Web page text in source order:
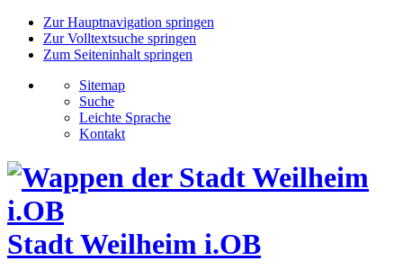
Zur Hauptnavigation springen
Zur Volltextsuche springen
Zum Seiteninhalt springen
Sitemap
Suche
Leichte Sprache
Kontakt
Stadt Weilheim i.OB